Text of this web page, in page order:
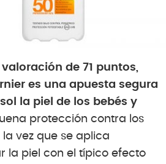
de 71 puntos,
es una apuesta segura
la piel de los bebés y
protección contra los
la vez que se aplica
la piel con el típico efecto